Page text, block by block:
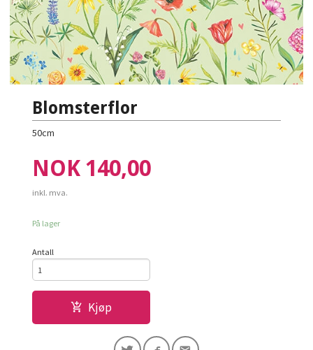
Blomsterflor
50cm
Pris
NOK 140,00
inkl. mva.
På lager
Antall
Kjøp